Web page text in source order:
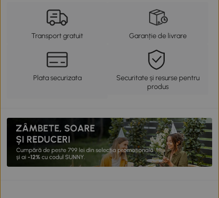
Transport gratuit Garanție de livrare
Plata securizata
Securitate și resurse pentru
produs